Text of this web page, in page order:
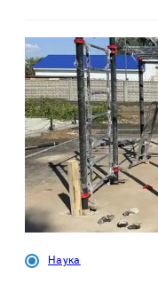
Наука